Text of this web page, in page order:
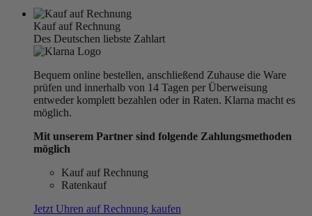
Kauf auf Rechnung
Des Deutschen liebste Zahlart
Bequem online bestellen, anschließend Zuhause die Ware
prüfen und innerhalb von 14 Tagen per Überweisung
entweder komplett bezahlen oder in Raten. Klarna macht es
möglich.
Mit unserem Partner sind folgende Zahlungsmethoden
möglich
Kauf auf Rechnung
Ratenkauf
Jetzt Uhren auf Rechnung kaufen